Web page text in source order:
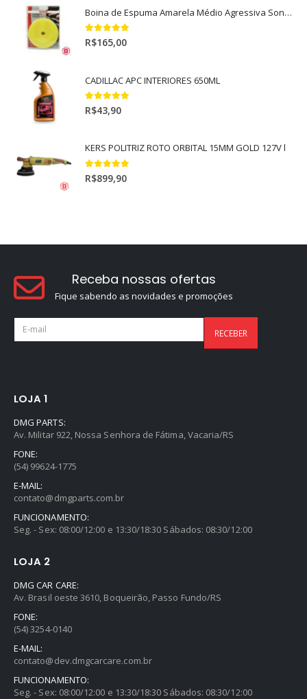
Boina de Espuma Amarela Médio Agressiva Sonax (5")
5.00out of 5
R$165,00
CADILLAC APC INTERIORES 650ML
5.00out of 5
R$43,90
KERS POLITRIZ ROTO ORBITAL 15MM GOLD 127V l
5.00out of 5
R$899,90
Receba nossas ofertas
Fique sabendo as novidades e promoções
LOJA 1
DMG PARTS:
Av. Militar 922, Nossa Senhora de Fátima, Vacaria/RS
FONE:
(54) 99624-1775
E-MAIL:
contato@dmgparts.com.br
FUNCIONAMENTO:
Seg. - Sex: 08:00/12:00 e 13:30/18:30 Sábados: 08:30/12:00
LOJA 2
DMG CAR CARE:
Av. Brasil oeste 3610, Boqueirão, Passo Fundo/RS
FONE:
(54) 3254-0140
E-MAIL:
contato@dev.dmgcarcare.com.br
FUNCIONAMENTO:
Seg. - Sex: 08:00/12:00 e 13:30/18:30 Sábados: 08:30/12:00